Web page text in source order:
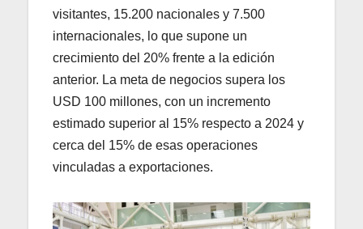
visitantes, 15.200 nacionales y 7.500
internacionales, lo que supone un
crecimiento del 20% frente a la edición
anterior. La meta de negocios supera los
USD 100 millones, con un incremento
estimado superior al 15% respecto a 2024 y
cerca del 15% de esas operaciones
vinculadas a exportaciones.